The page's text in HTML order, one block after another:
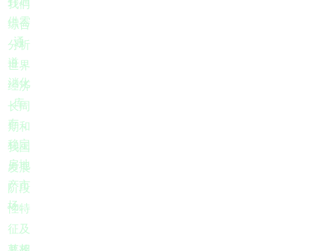
我们
综合
分析
世界
经济
长周
期和
我国
发展
阶段
性特
征及
供需
通
道，
消化
库
存，
稳定
房地
产市
场。